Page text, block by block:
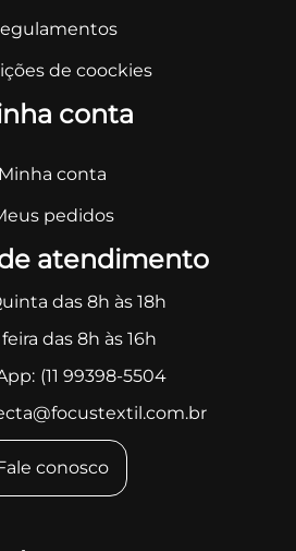
de coockies
conta
Minha conta
pedidos
atendimento
das 8h às 18h
das 8h às 16h
(11 99398-5504
conosco